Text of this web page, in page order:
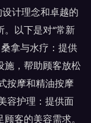
计理念和卓越的
以下是对“常新
拿与水疗：提供
施，帮助顾客放松
按摩和精油按摩
容护理：提供面
客的美容需求。